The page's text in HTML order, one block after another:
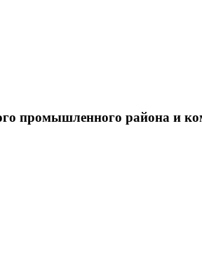
промышленного района и